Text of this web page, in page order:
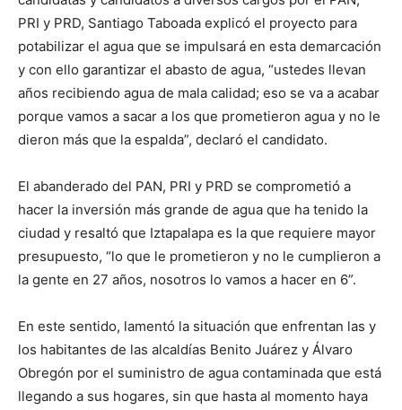
PRI y PRD, Santiago Taboada explicó el proyecto para
potabilizar el agua que se impulsará en esta demarcación
y con ello garantizar el abasto de agua, “ustedes llevan
años recibiendo agua de mala calidad; eso se va a acabar
porque vamos a sacar a los que prometieron agua y no le
dieron más que la espalda”, declaró el candidato.
El abanderado del PAN, PRI y PRD se comprometió a
hacer la inversión más grande de agua que ha tenido la
ciudad y resaltó que Iztapalapa es la que requiere mayor
presupuesto, “lo que le prometieron y no le cumplieron a
la gente en 27 años, nosotros lo vamos a hacer en 6”.
En este sentido, lamentó la situación que enfrentan las y
los habitantes de las alcaldías Benito Juárez y Álvaro
Obregón por el suministro de agua contaminada que está
llegando a sus hogares, sin que hasta al momento haya